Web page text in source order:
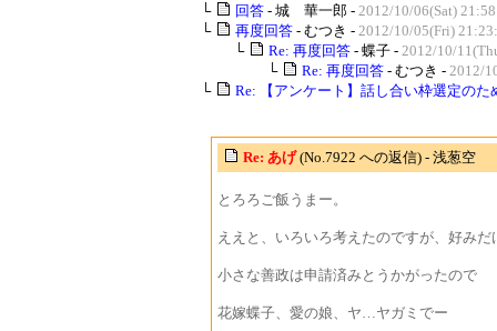
└
回答 - 城 華一郎 - 2012/10/06(Sat)
└
再度回答 - むつき - 2012/10/05(Fri)
└
Re: 再度回答 - 蝶子 - 2012/10/
└
Re: 再度回答 - むつき - 2012/
└
Re: 【アンケート】話し合い枠選定のた
Re: あげ(No.7922 への返信) - 浅葱空
とろろご飯うまー。
ええと、いろいろ考えたのですが、好みだ
小さな善政は申請済みとうかがったので
花嫁蝶子、愛の娘、ヤ…ヤガミでー